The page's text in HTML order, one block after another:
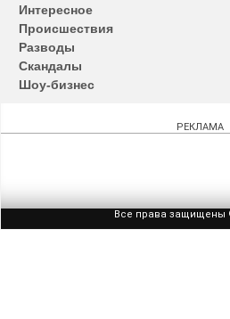
Интересное
Происшествия
Разводы
Скандалы
Шоу-бизнес
РЕКЛАМА
Все права защищены